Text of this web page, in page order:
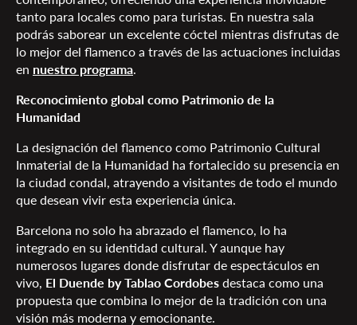
tanto para locales como para turistas. En nuestra sala
podrás saborear un excelente cóctel mientras disfrutas de
lo mejor del flamenco a través de las actuaciones incluidas
en nuestro programa.
Reconocimiento global como Patrimonio de la
Humanidad
La designación del flamenco como Patrimonio Cultural
Inmaterial de la Humanidad ha fortalecido su presencia en
la ciudad condal, atrayendo a visitantes de todo el mundo
que desean vivir esta experiencia única.
Barcelona no solo ha abrazado el flamenco, lo ha
integrado en su identidad cultural. Y aunque hay
numerosos lugares donde disfrutar de espectáculos en
vivo, El Duende by Tablao Cordobesdestaca como una
propuesta que combina lo mejor de la tradición con una
visión más moderna y emocionante.